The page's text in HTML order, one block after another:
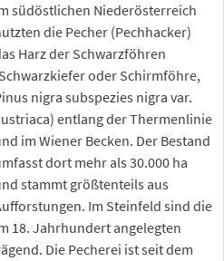
südöstlichen Niederösterreich
die Pecher (Pechhacker)
Harz der Schwarzföhren
oder Schirmföhre,
nigra subspezies nigra var.
entlang der Thermenlinie
im Wiener Becken. Der Bestand
dort mehr als 30.000 ha
stammt größtenteils aus
Im Steinfeld sind die
18. Jahrhundert angelegten
Die Pecherei ist seit dem